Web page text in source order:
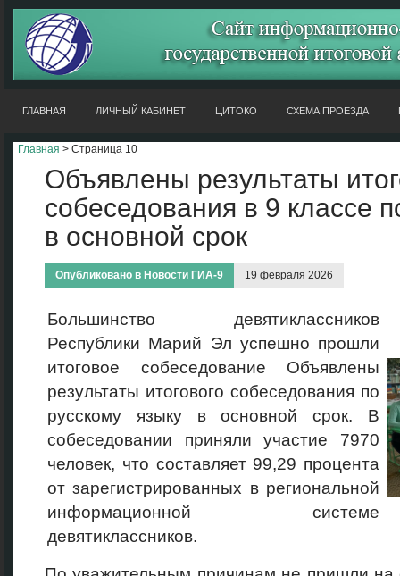
ГЛАВНАЯ ЛИЧНЫЙ КАБИНЕТ ЦИТОКО СХЕМА ПРОЕЗДА
Главная > Страница 10
Объявлены результаты
собеседования в 9 классе
в основной срок
Опубликовано в Новости ГИА-9 19 февраля 2026
Большинство девятиклассников
Республики Марий Эл успешно прошли
итоговое собеседование Объявлены
результаты итогового собеседования по
русскому языку в основной срок. В
собеседовании приняли участие 7970
человек, что составляет 99,29 процента
от зарегистрированных в региональной
информационной системе
девятиклассников.